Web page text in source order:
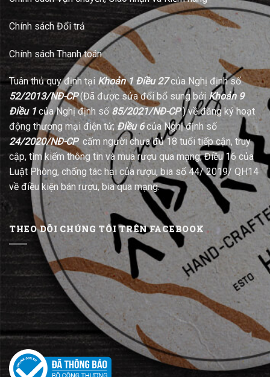
Chính sách Đổi trả
Chính sách Thanh toán
Tuân thủ quy định tại Khoản 1 Điều 27của Nghị định số
52/2013/NĐ-CP(Đã được sửa đổi bổ sung bởi Khoản 9
Điều 1của Nghị định số 85/2021/NĐ-CP) về đăng ký hoạt
động thương mại điện tử; Điều 6của Nghị định số
24/2020/NĐ-CPcấm người chưa đủ 18 tuổi tiếp cận, truy
cập, tìm kiếm thông tin và mua rượu qua mạng; Điều 16 của
Luật Phòng, chống tác hại của rượu, bia số 44/ 2019/ QH14
về điều kiện bán rượu, bia qua mạng.
THEO DÕI CHÚNG TÔI TRÊN FACEBOOK